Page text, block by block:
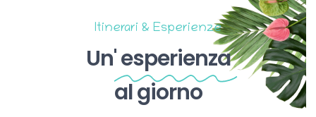
Itinerari & Esperienze
Un'esperienza
al giorno